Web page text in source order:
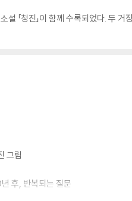
「청진」이 함께 수록되었다. 두
그림
후, 반복되는 질문